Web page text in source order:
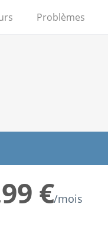
Problèmes
€/mois